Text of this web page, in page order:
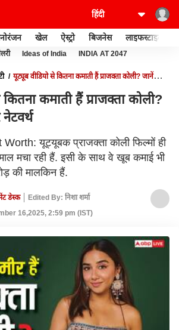
खेल ऐस्ट्रो बिजनेस लाइफस्टाइल
Ideas of India INDIA AT 2047
यूट्यूब वीडियो से कितना कमाती हैं प्राजक्ता कोली? जानें
कमाती हैं प्राजक्ता कोली?
यूट्यूबक प्राजक्ता कोली फिल्मों ही
मचा रही हैं. इसी के साथ वे खूब कमाई भी
की मालकिन हैं.
डेस्क
Edited By: निशा शर्मा
16,2025, 2:59 pm (IST)